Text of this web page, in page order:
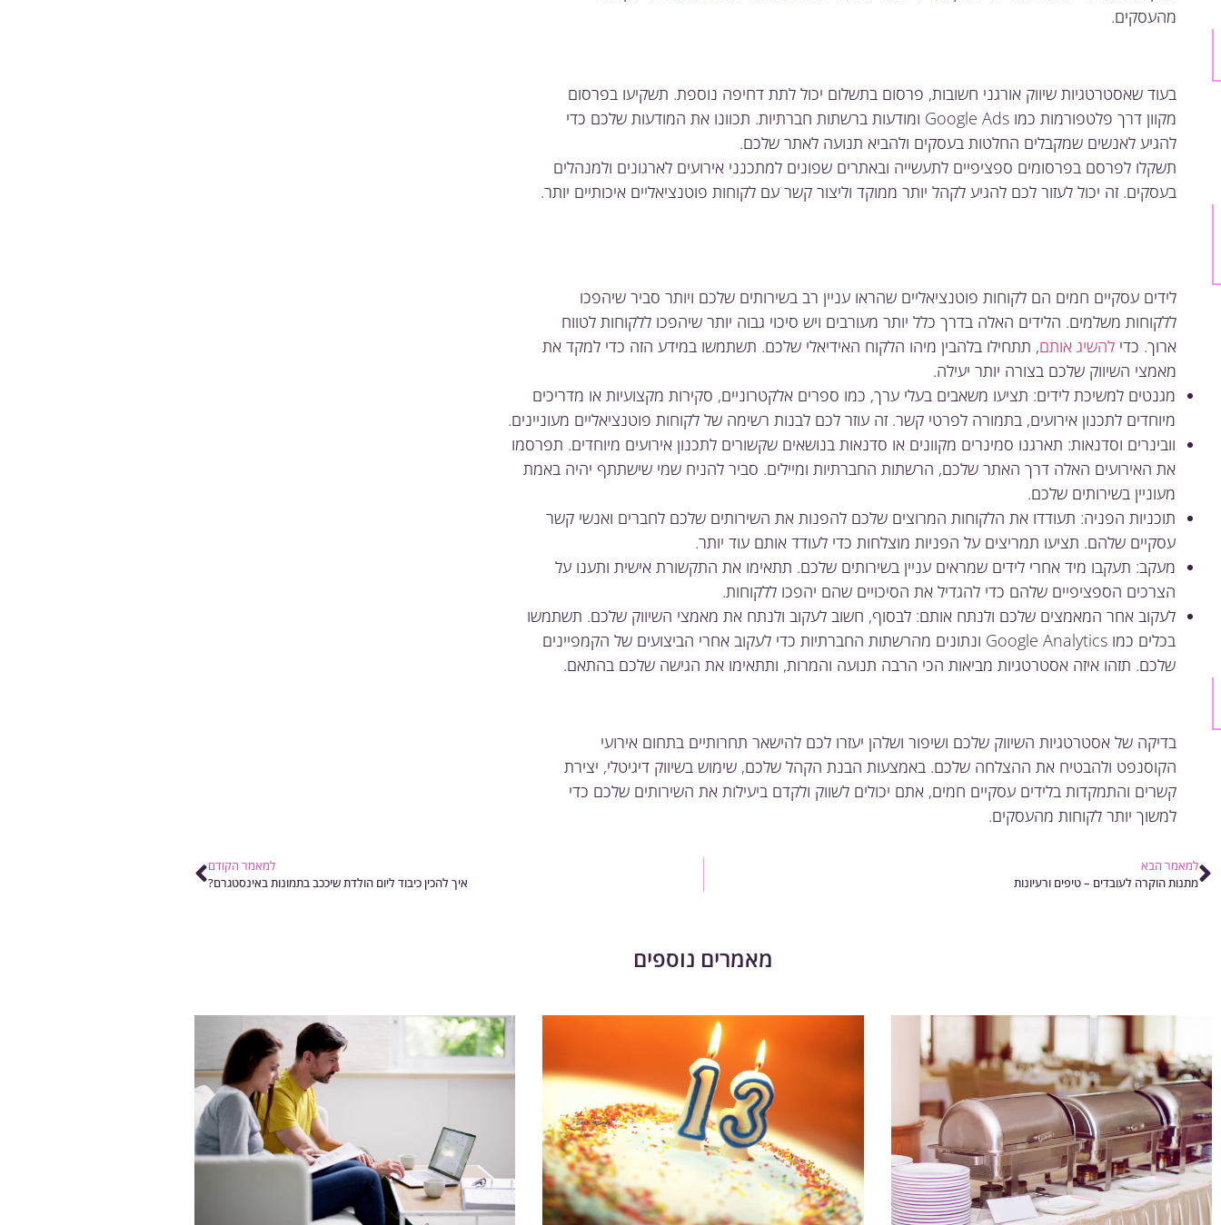
מהעסקים.
בעוד שאסטרטגיות שיווק אורגני חשובות, פרסום בתשלום יכול לתת דחיפה נוספת. תשקיעו בפרסום
מקוון דרך פלטפורמות כמו Google Ads ומודעות ברשתות חברתיות. תכוונו את המודעות שלכם כדי
להגיע לאנשים שמקבלים החלטות בעסקים ולהביא תנועה לאתר שלכם.
תשקלו לפרסם בפרסומים ספציפיים לתעשייה ובאתרים שפונים למתכנני אירועים לארגונים ולמנהלים
בעסקים. זה יכול לעזור לכם להגיע לקהל יותר ממוקד וליצור קשר עם לקוחות פוטנציאליים איכותיים יותר.
לידים עסקיים חמים הם לקוחות פוטנציאליים שהראו עניין רב בשירותים שלכם ויותר סביר שיהפכו
ללקוחות משלמים. הלידים האלה בדרך כלל יותר מעורבים ויש סיכוי גבוה יותר שיהפכו ללקוחות לטווח
ארוך. כדי להשיג אותם, תתחילו בלהבין מיהו הלקוח האידיאלי שלכם. תשתמשו במידע הזה כדי למקד את
מאמצי השיווק שלכם בצורה יותר יעילה.
מגנטים למשיכת לידים: תציעו משאבים בעלי ערך, כמו ספרים אלקטרוניים, סקירות מקצועיות או מדריכים
מיוחדים לתכנון אירועים, בתמורה לפרטי קשר. זה עוזר לכם לבנות רשימה של לקוחות פוטנציאליים מעוניינים.
וובינרים וסדנאות: תארגנו סמינרים מקוונים או סדנאות בנושאים שקשורים לתכנון אירועים מיוחדים. תפרסמו
את האירועים האלה דרך האתר שלכם, הרשתות החברתיות ומיילים. סביר להניח שמי שישתתף יהיה באמת
מעוניין בשירותים שלכם.
תוכניות הפניה: תעודדו את הלקוחות המרוצים שלכם להפנות את השירותים שלכם לחברים ואנשי קשר
עסקיים שלהם. תציעו תמריצים על הפניות מוצלחות כדי לעודד אותם עוד יותר.
מעקב: תעקבו מיד אחרי לידים שמראים עניין בשירותים שלכם. תתאימו את התקשורת אישית ותענו על
הצרכים הספציפיים שלהם כדי להגדיל את הסיכויים שהם יהפכו ללקוחות.
לעקוב אחר המאמצים שלכם ולנתח אותם: לבסוף, חשוב לעקוב ולנתח את מאמצי השיווק שלכם. תשתמשו
בכלים כמו Google Analytics ונתונים מהרשתות החברתיות כדי לעקוב אחרי הביצועים של הקמפיינים
שלכם. תזהו איזה אסטרטגיות מביאות הכי הרבה תנועה והמרות, ותתאימו את הגישה שלכם בהתאם.
בדיקה של אסטרטגיות השיווק שלכם ושיפור ושלהן יעזרו לכם להישאר תחרותיים בתחום אירועי
הקוסנפט ולהבטיח את ההצלחה שלכם. באמצעות הבנת הקהל שלכם, שימוש בשיווק דיגיטלי, יצירת
קשרים והתמקדות בלידים עסקיים חמים, אתם יכולים לשווק ולקדם ביעילות את השירותים שלכם כדי
למשוך יותר לקוחות מהעסקים.
למאמר הבא
מתנות הוקרה לעובדים – טיפים ורעיונות
למאמר הקודם
איך להכין כיבוד ליום הולדת שיככב בתמונות באינסטגרם?
מאמרים נוספים